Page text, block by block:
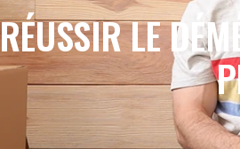
LE